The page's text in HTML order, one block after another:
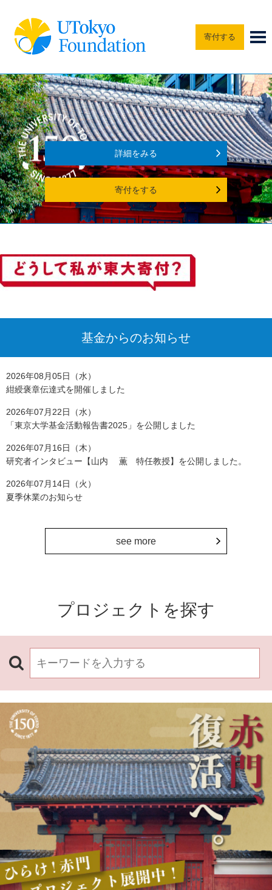
寄付する
詳細をみる
寄付をする
基金からのお知らせ
2026年08月05日（水）
紺綬褒章伝達式を開催しました
2026年07月22日（水）
「東京大学基金活動報告書2025」を公開しました
2026年07月16日（木）
研究者インタビュー【山内 薫 特任教授】を公開しました。
2026年07月14日（火）
夏季休業のお知らせ
see more
プロジェクトを探す